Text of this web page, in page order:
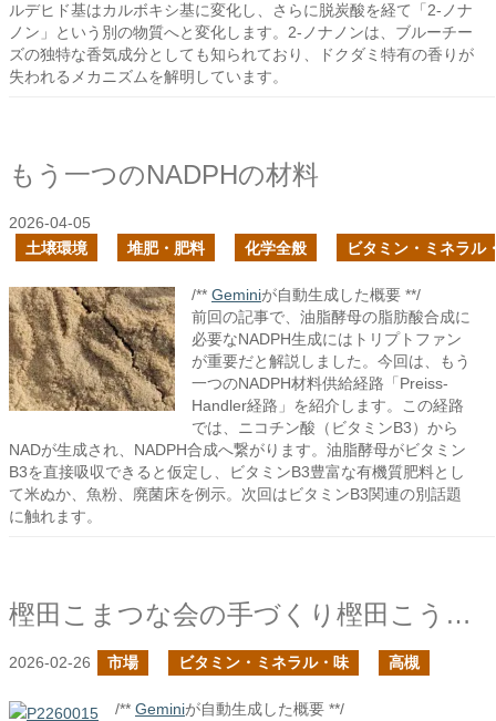
ルデヒド基はカルボキシ基に変化し、さらに脱炭酸を経て「2-ノナ
ノン」という別の物質へと変化します。2-ノナノンは、ブルーチー
ズの独特な香気成分としても知られており、ドクダミ特有の香りが
失われるメカニズムを解明しています。
もう一つのNADPHの材料
2026-04-05
土壌環境
堆肥・肥料 化学全般 ビタミン・ミネラル
/** Geminiが自動生成した概要 **/
前回の記事で、油脂酵母の脂肪酸合成に
必要なNADPH生成にはトリプトファン
が重要だと解説しました。今回は、もう
一つのNADPH材料供給経路「Preiss-
Handler経路」を紹介します。この経路
では、ニコチン酸（ビタミンB3）から
NADが生成され、NADPH合成へ繋がります。油脂酵母がビタミン
B3を直接吸収できると仮定し、ビタミンB3豊富な有機質肥料とし
て米ぬか、魚粉、廃菌床を例示。次回はビタミンB3関連の別話題
に触れます。
樫田こまつな会の手づくり樫田こうじ味噌を頂いた
2026-02-26 市場 ビタミン・ミネラル・味 高槻
/** Geminiが自動生成した概要 **/